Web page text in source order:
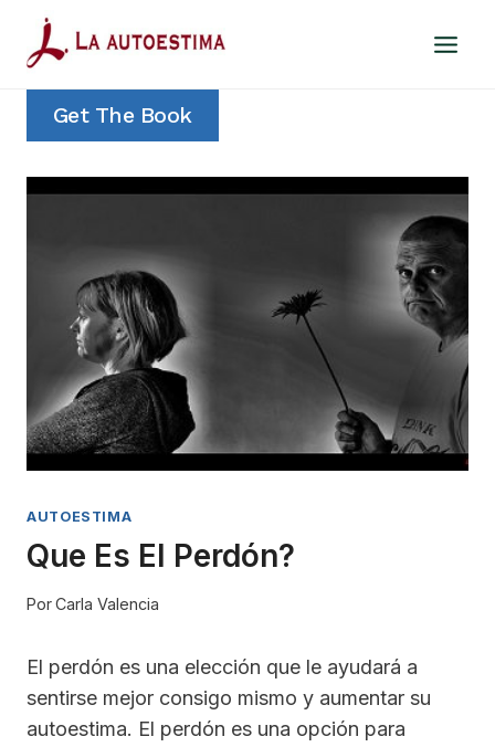
Saltar
contenido
Get The Book
AUTOESTIMA
Que Es El Perdón?
PorCarla Valencia
El perdón es una elección que le ayudará a
sentirse mejor consigo mismo y aumentar su
autoestima. El perdón es una opción para